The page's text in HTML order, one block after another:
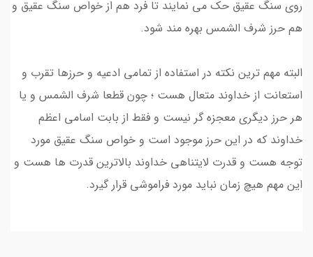
روی سنگ عقیق حک می نمایند تا فرد هم از خواص سنگ عقیق و
هم حرز شرف الشمس بهره مند شود.
البته مهم ترین نکته در استفاده از تمامی ادعیه و حرزها تقرب و
استعانت از خداوند متعال هست ؛ چون قطعا شرف الشمس و یا
هر حرز دیگری معجزه گر نیست و فقط از بابت اسامی اعظم
خداوند که در این حرز موجود است و خواص سنگ عقیق مورد
توجه هست و قدرت لایتناهی خداوند بالاترین قدرت ها هست و
این مهم هیچ زمان نباید مورد فراموشی قرار گیرد.